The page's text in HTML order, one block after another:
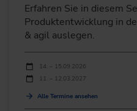
Erfahren Sie in diesem
Produktentwicklung in
& agil auslegen.
Durchführungen
Veranstaltungsdatum
14. – 15.09.2026
11. – 12.03.2027
Alle Termine ansehen